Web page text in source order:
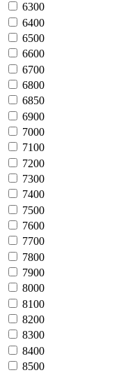
6300
6400
6500
6600
6700
6800
6850
6900
7000
7100
7200
7300
7400
7500
7600
7700
7800
7900
8000
8100
8200
8300
8400
8500